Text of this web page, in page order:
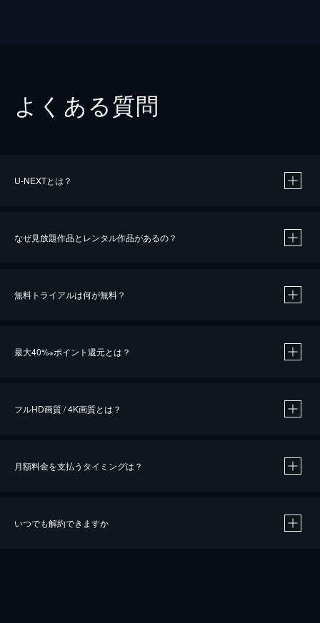
よくある質問
U-NEXTとは？
なぜ見放題作品とレンタル作品があるの？
無料トライアルは何が無料？
最大40%※ポイント還元とは？
※40％ポイント還元の対象は、クレジットカード決済による作品の購入 / レンタルです。
iOSアプリのUコイン決済による作品の購入 / レンタルは、20％のポイント還元です。
フルHD画質 / 4K画質とは？
月額料金を支払うタイミングは？
いつでも解約できますか